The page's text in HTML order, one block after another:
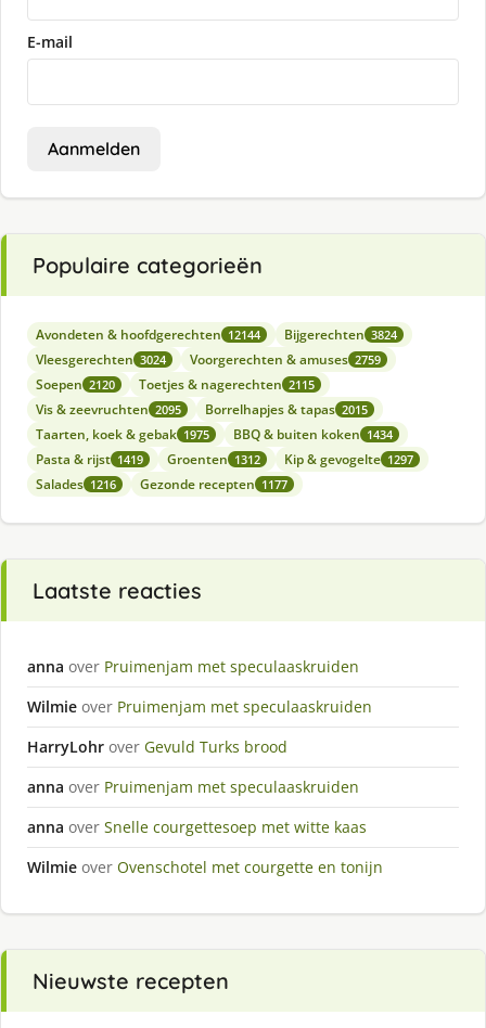
E-mail
Aanmelden
Populaire categorieën
Avondeten & hoofdgerechten 12144 Bijgerechten 3824
Vleesgerechten 3024 Voorgerechten & amuses 2759
Soepen 2120 Toetjes & nagerechten 2115
Vis & zeevruchten 2095 Borrelhapjes & tapas 2015
Taarten, koek & gebak 1975 BBQ & buiten koken 1434
Pasta & rijst 1419 Groenten 1312 Kip & gevogelte 1297
Salades 1216 Gezonde recepten 1177
Laatste reacties
anna over Pruimenjam met speculaaskruiden
Wilmie over Pruimenjam met speculaaskruiden
HarryLohr over Gevuld Turks brood
anna over Pruimenjam met speculaaskruiden
anna over Snelle courgettesoep met witte kaas
Wilmie over Ovenschotel met courgette en tonijn
Nieuwste recepten